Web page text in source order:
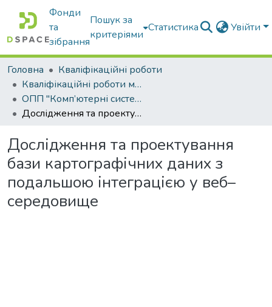
Фонди
та
зібрання
Пошук за
критеріями
Статистика Увійти
Головна
Кваліфікаційні роботи
Кваліфікаційні роботи магістрів
ОПП "Комп’ютерні системи і мережі"
Дослідження та проектування бази картографічних даних з подальшою інтеграцією у веб–середовище
Дослідження та проектування
бази картографічних даних з
подальшою інтеграцією у веб–
середовище